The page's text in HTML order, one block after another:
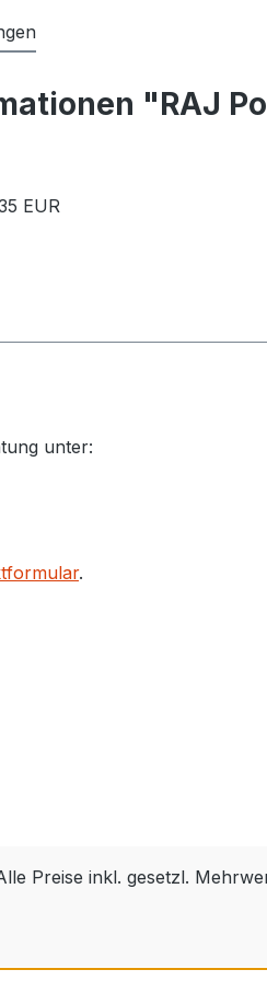
"RAJ
EUR
unter:
.
Preise inkl. gesetzl.